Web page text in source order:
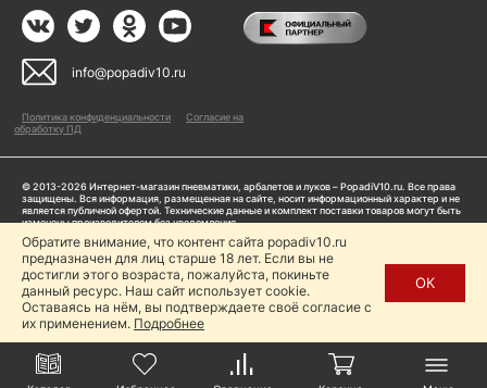
info@popadiv10.ru
Политика конфиденциальности
Согласие на
обработку ПД
© 2013-2026 Интернет-магазин пневматики, арбалетов и луков – PopadiV10.ru. Все права
защищены. Вся информация, размещенная на сайте, носит информационный характер и не
является публичной офертой. Технические данные и комплект поставки товаров могут быть
изменены производителем без уведомления
Пользуясь сайтом Popadiv10.ru, пользователь автоматически соглашается с условиями,
прописанными в
Политике конфиденциальности
Копирование любой информации (тексты, фото, видео и др.) с сайта Popadiv10 запрещено,
за исключением наличия письменного согласия администрации сайта Popadiv10.
Обратите внимание, что контент сайта popadiv10.ru
предназначен для лиц старше 18 лет. Если вы не
достигли этого возраста, пожалуйста, покиньте
данный ресурс. Наш сайт использует cookie.
Оставаясь на нём, вы подтверждаете своё согласие с
их применением. Подробнее
ОК